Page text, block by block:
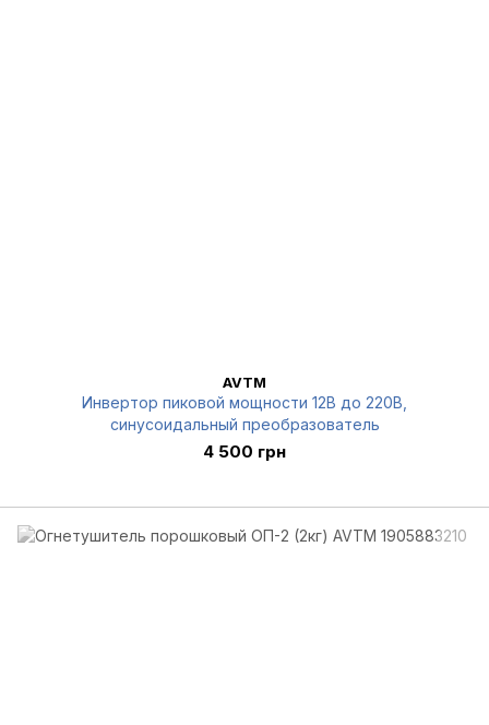
AVTM
Инвертор пиковой мощности 12В до 220В,
синусоидальный преобразователь
4 500 грн